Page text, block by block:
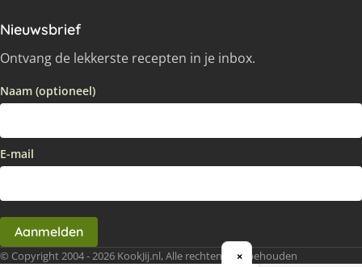
Nieuwsbrief
Ontvang de lekkerste recepten in je inbox.
Naam (optioneel)
E-mail
Aanmelden
© Copyright 2004 - 2026 KookJij.nl, Alle rechten voorbehouden
×